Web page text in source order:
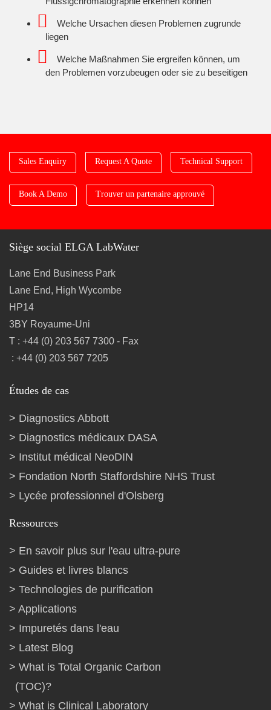
Welche Ursachen diesen Problemen zugrunde
liegen
Welche Maßnahmen Sie ergreifen können, um
den Problemen vorzubeugen oder sie zu beseitigen
Sales Enquiry Request A Quote Technical Support
Book A Demo Trouver un partenaire approuvé
Siège social ELGA LabWater
Lane End Business Park
Lane End, High Wycombe
HP14
3BY Royaume-Uni
T : +44 (0) 203 567 7300 - Fax
: +44 (0) 203 567 7205
Études de cas
Diagnostics Abbott
Diagnostics médicaux DASA
Institut médical NeoDIN
Fondation North Staffordshire NHS Trust
Lycée professionnel d'Olsberg
Ressources
En savoir plus sur l'eau ultra-pure
Guides et livres blancs
Technologies de purification
Applications
Impuretés dans l'eau
Latest Blog
What is Total Organic Carbon
(TOC)?
What is Clinical Laboratory